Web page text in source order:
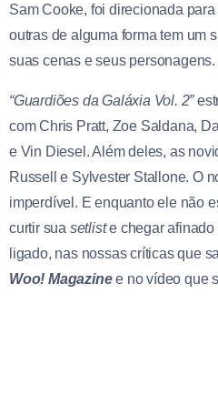
Sam Cooke, foi direcionada
outras de alguma forma tem um
suas cenas e seus personagens.
“Guardiões da Galáxia Vol. 2”
com Chris Pratt, Zoe Saldana,
e Vin Diesel. Além deles, as
Russell e Sylvester Stallone. O
imperdível. E enquanto ele não
curtir sua setliste chegar afinado
ligado, nas nossas críticas que
Woo! Magazinee no vídeo que